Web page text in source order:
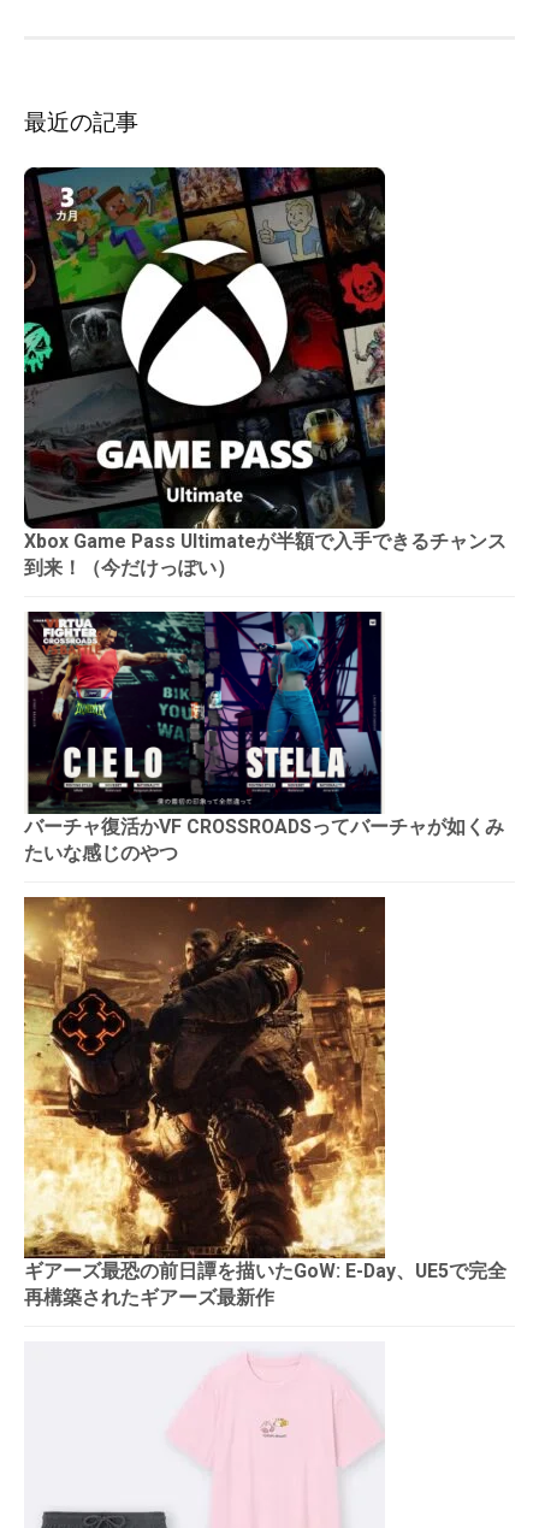
最近の記事
Xbox Game Pass Ultimateが半額で入手できるチャンス
到来！（今だけっぽい）
バーチャ復活かVF CROSSROADSってバーチャが如くみ
たいな感じのやつ
ギアーズ最恐の前日譚を描いたGoW: E-Day、UE5で完全
再構築されたギアーズ最新作